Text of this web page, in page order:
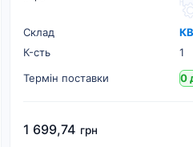
Склад
К-cть
1
Термін поставки
0
1 699,74 грн